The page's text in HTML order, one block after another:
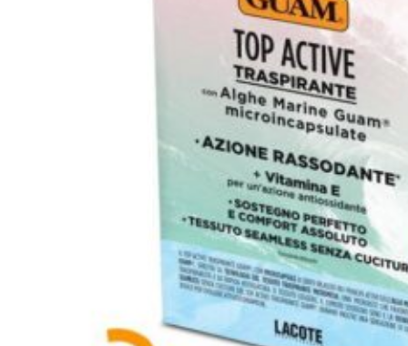
Засоби від набряклості
Корекція фігури і ліфтинг
Для ванн і душу
Спеціальний догляд для тіла
Для живота і талії
Для спорту
Щоденний догляд за обличчям
Антивіковий догляд для обличчя
Спеціальний догляд для обличчя